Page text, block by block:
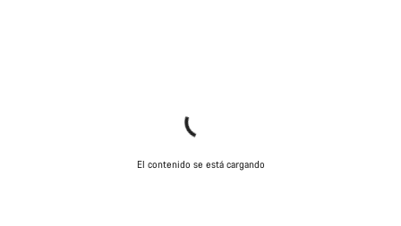
El contenido se está cargando